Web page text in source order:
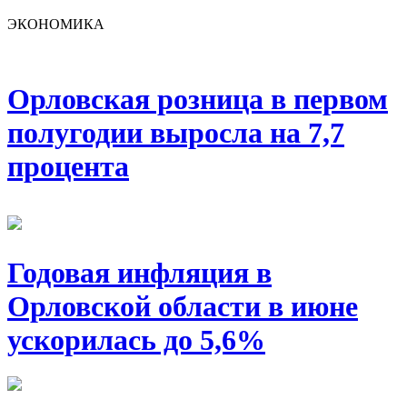
ЭКОНОМИКА
Орловская розница в первом
полугодии выросла на 7,7
процента
Годовая инфляция в
Орловской области в июне
ускорилась до 5,6%